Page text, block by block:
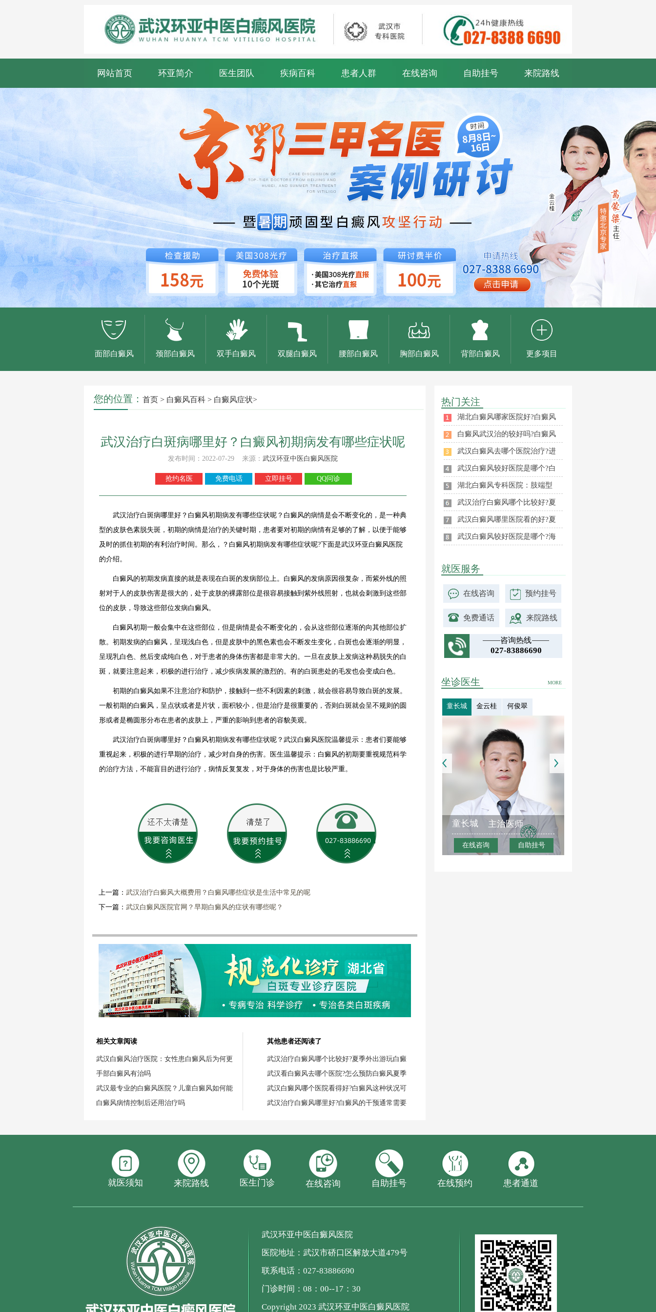
网站首页 环亚简介 医生团队 疾病百科 患者人群 在线咨询 自助挂号 来院路线
面部白癜风 颈部白癜风 双手白癜风 双腿白癜风 腰部白癜风 胸部白癜风 背部白癜风 更多项目
您的位置： 首页 > 白癜风百科 > 白癜风症状>
武汉治疗白斑病哪里好？白癜风初期病发有哪些症状呢
发布时间：2022-07-29 来源： 武汉环亚中医白癜风医院
抢约名医 免费电话 立即挂号 QQ问诊
武汉治疗白斑病哪里好？白癜风初期病发有哪些症状呢？白癜风的病情是会不断变化的，是一种典
型的皮肤色素脱失斑，初期的病情是治疗的关键时期，患者要对初期的病情有足够的了解，以便于能够
及时的抓住初期的有利治疗时间。那么，？白癜风初期病发有哪些症状呢?下面是武汉环亚白癜风医院
的介绍。
白癜风的初期发病直接的就是表现在白斑的发病部位上。白癜风的发病原因很复杂，而紫外线的照
射对于人的皮肤伤害是很大的，处于皮肤的裸露部位是很容易接触到紫外线照射，也就会刺激到这些部
位的皮肤，导致这些部位发病白癜风。
白癜风初期一般会集中在这些部位，但是病情是会不断变化的，会从这些部位逐渐的向其他部位扩
散。初期发病的白癜风，呈现浅白色，但是皮肤中的黑色素也会不断发生变化，白斑也会逐渐的明显，
呈现乳白色、然后变成纯白色，对于患者的身体伤害都是非常大的。一旦在皮肤上发病这种易脱失的白
斑，就要注意起来，积极的进行治疗，减少疾病发展的激烈的。有的白斑患处的毛发也会变成白色。
初期的白癜风如果不注意治疗和防护，接触到一些不利因素的刺激，就会很容易导致白斑的发展。
一般初期的白癜风，呈点状或者是片状，面积较小，但是治疗是很重要的，否则白斑就会呈不规则的圆
形或者是椭圆形分布在患者的皮肤上，严重的影响到患者的容貌美观。
武汉治疗白斑病哪里好？白癜风初期病发有哪些症状呢？ 武汉白癜风医院温馨提示：患者们要能够
重视起来，积极的进行早期的治疗，减少对自身的伤害。医生温馨提示：白癜风的初期要重视规范科学
的治疗方法，不能盲目的进行治疗，病情反复复发，对于身体的伤害也是比较严重。
上一篇： 武汉治疗白癜风大概费用？白癜风哪些症状是生活中常见的呢
下一篇： 武汉白癜风医院官网？早期白癜风的症状有哪些呢？
相关文章阅读
武汉白癜风治疗医院：女性患白癜风后为何更
手部白癜风有治吗
武汉最专业的白癜风医院？儿童白癜风如何能
白癜风病情控制后还用治疗吗
其他患者还阅读了
武汉治疗白癜风哪个比较好?夏季外出游玩白癜
武汉看白癜风去哪个医院?怎么预防白癜风夏季
武汉白癜风哪个医院看得好?白癜风这种状况可
武汉治疗白癜风哪里好?白癜风的干预通常需要
热门关注
湖北白癜风哪家医院好?白癜风
白癜风武汉治的较好吗?白癜风
武汉白癜风去哪个医院治疗?进
武汉白癜风较好医院是哪个?白
湖北白癜风专科医院：肢端型
武汉治疗白癜风哪个比较好?夏
武汉白癜风哪里医院看的好?夏
武汉白癜风较好医院是哪个?海
就医服务
在线咨询 预约挂号
免费通话 来院路线
咨询热线
027-83886690
MORE
坐诊医生
童长城 金云桂 何俊翠
童长城 主治医师
在线咨询 自助挂号
就医须知 来院路线 医生门诊 在线咨询 自助挂号 在线预约 患者通道
武汉环亚中医白癜风医院
医院地址：武汉市硚口区解放大道479号
联系电话：027-83886690
门诊时间：08：00--17：30
Copyright 2023 武汉环亚中医白癜风医院